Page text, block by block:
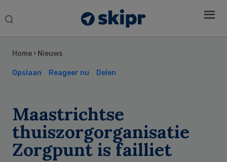
Search
Home › Nieuws
Opslaan Reageer nu Delen
Maastrichtse
thuiszorgorganisatie
Zorgpunt is failliet
Sidebar